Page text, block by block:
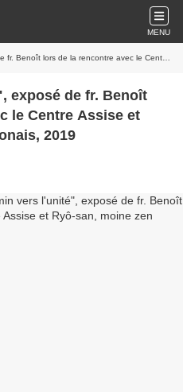
MENU
avec le Centre Assise et Ryô-san, moine zen japonais, 2019
exposé de fr. Benoît
le Centre Assise et
2019